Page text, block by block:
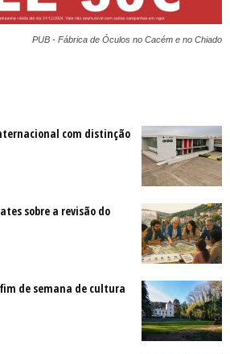
PUB - Fábrica de Óculos no Cacém e no Chiado
com distinção
sobre a revisão do
de semana de cultura